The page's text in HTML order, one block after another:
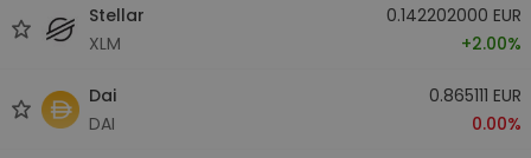
Stellar
XLM
0.142202000 EUR
+2.00%
Dai
DAI
0.865111 EUR
0.00%